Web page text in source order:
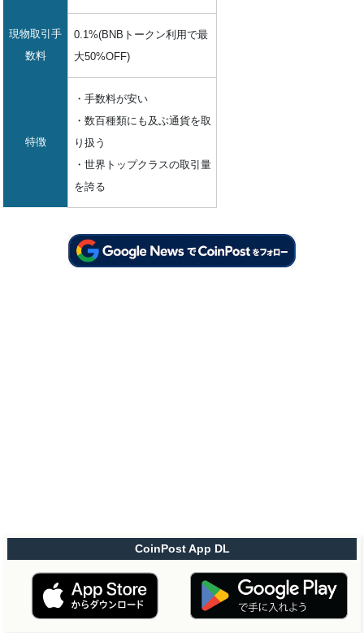
現物取引手
数料
0.1%(BNBトークン利用で最
大50%OFF)
特徴
・手数料が安い
・数百種類にも及ぶ通貨を取
り扱う
・世界トップクラスの取引量
を誇る
CoinPost App DL